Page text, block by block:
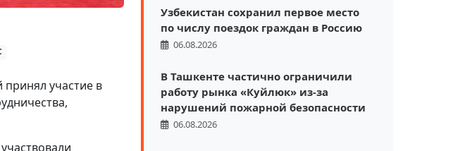
принял участие в
Узбекистан сохранил первое место
по числу поездок граждан в Россию
06.08.2026
В Ташкенте частично ограничили
работу рынка «Куйлюк» из-за
нарушений пожарной безопасности
06.08.2026